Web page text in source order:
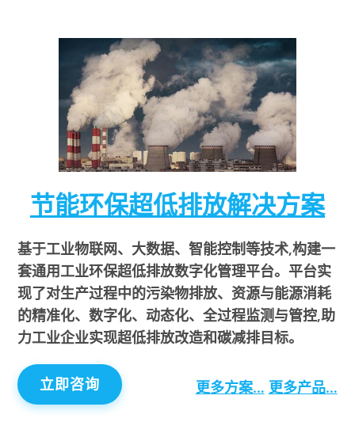
节能环保超低排放解决方案
基于工业物联网、大数据、智能控制等技术,构建一
套通用工业环保超低排放数字化管理平台。平台实
现了对生产过程中的污染物排放、资源与能源消耗
的精准化、数字化、动态化、全过程监测与管控,助
力工业企业实现超低排放改造和碳减排目标。
立即咨询 更多方案… 更多产品…